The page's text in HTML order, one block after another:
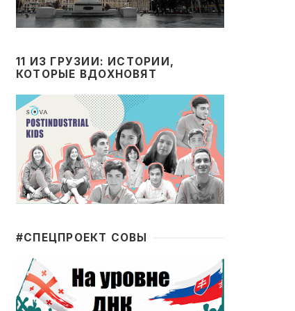
11 ИЗ ГРУЗИИ: ИСТОРИИ,
КОТОРЫЕ ВДОХНОВЯТ
#CПЕЦПРОЕКТ СОВЫ